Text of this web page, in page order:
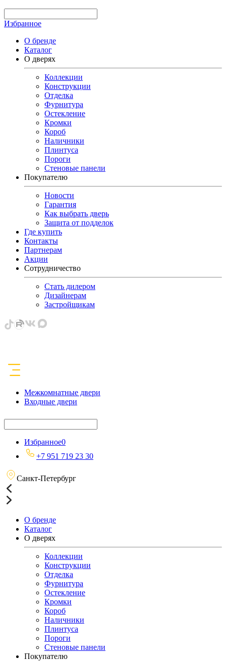
Избранное
О бренде
Каталог
О дверях
Коллекции
Конструкции
Отделка
Фурнитура
Остекление
Кромки
Короб
Наличники
Плинтуса
Пороги
Стеновые панели
Покупателю
Новости
Гарантия
Как выбрать дверь
Защита от подделок
Где купить
Контакты
Партнерам
Акции
Сотрудничество
Стать дилером
Дизайнерам
Застройщикам
Межкомнатные двери
Входные двери
Избранное0
+7 951 719 23 30
Санкт-Петербург
О бренде
Каталог
О дверях
Коллекции
Конструкции
Отделка
Фурнитура
Остекление
Кромки
Короб
Наличники
Плинтуса
Пороги
Стеновые панели
Покупателю